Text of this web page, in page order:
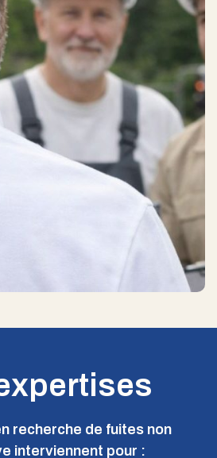
recherche de fuites non
interviennent pour :